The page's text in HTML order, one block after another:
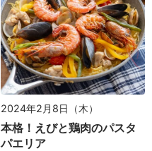
2024年2月8日（木）
本格！えびと鶏肉のパスタ
パエリア